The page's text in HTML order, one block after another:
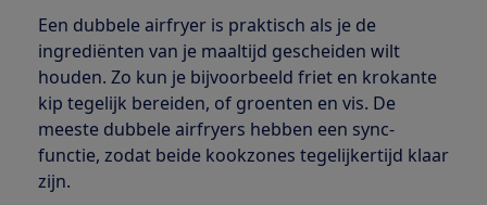
Een dubbele airfryer is praktisch als je de
ingrediënten van je maaltijd gescheiden wilt
houden. Zo kun je bijvoorbeeld friet en krokante
kip tegelijk bereiden, of groenten en vis. De
meeste dubbele airfryers hebben een sync-
functie, zodat beide kookzones tegelijkertijd klaar
zijn.